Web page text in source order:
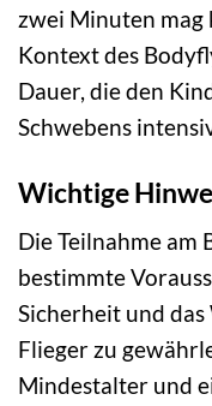
zwei Minuten mag
Kontext des
Dauer, die den
Schwebens
Wichtige
Die Teilnahme am
bestimmte
Sicherheit und
Flieger zu
Mindestalter und